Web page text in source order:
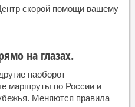
скорой помощи вашему
на глазах.
наоборот
маршруты по России и
Меняются правила